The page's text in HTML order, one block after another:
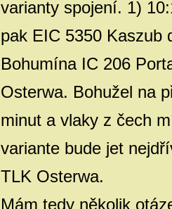
varianty spojení. 1)
pak EIC 5350 Kaszub
Bohumína IC 206
Osterwa. Bohužel na
minut a vlaky z čech
variante bude jet
TLK Osterwa.
Mám tedy několik